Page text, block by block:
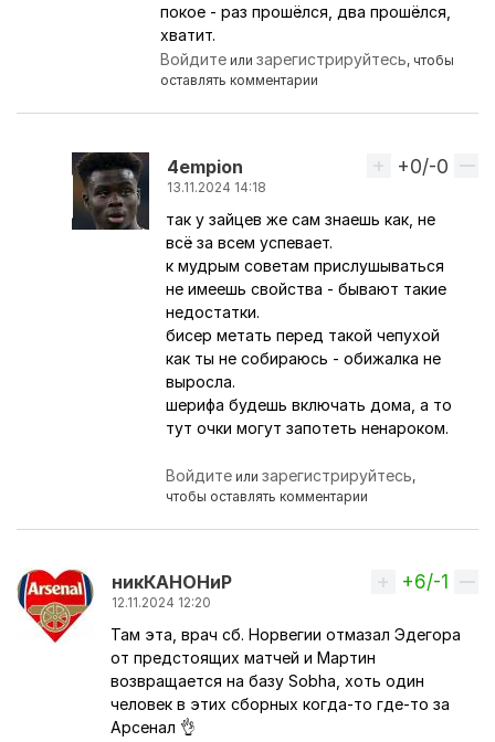
покое - раз прошёлся, два прошёлся,
хватит.
Войдите илизарегистрируйтесь, чтобы
оставлять комментарии
4empion
13.11.2024 14:18
Ответ на комментарий пользователя
Вверх
+0/-0
так у зайцев же сам знаешь как, не
всё за всем успевает.
к мудрым советам прислушываться
не имеешь свойства - бывают такие
недостатки.
бисер метать перед такой чепухой
как ты не собираюсь - обижалка не
выросла.
шерифа будешь включать дома, а то
тут очки могут запотеть ненароком.
Войдите илизарегистрируйтесь,
чтобы оставлять комментарии
никКАНОНиР
12.11.2024 12:20
Вверх
+6/-1
Там эта, врач сб. Норвегии отмазал Эдегора
от предстоящих матчей и Мартин
возвращается на базу Sobha, хоть один
человек в этих сборных когда-то где-то за
Арсенал 👌